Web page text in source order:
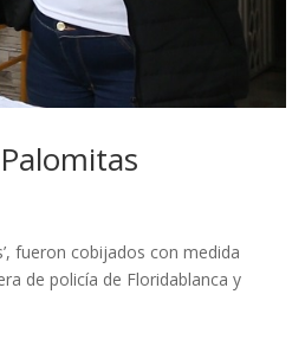
fueron cobijados con medida
de policía de Floridablanca y